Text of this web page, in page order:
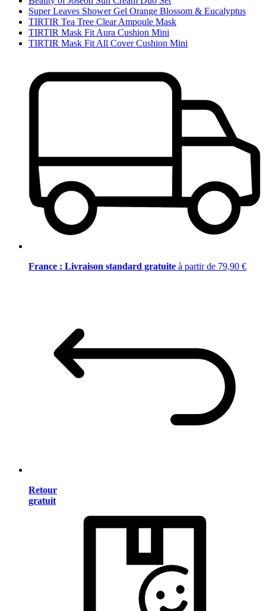
Super Leaves Shower Gel Orange Blossom & Eucalyptus
TIRTIR Tea Tree Clear Ampoule Mask
TIRTIR Mask Fit Aura Cushion Mini
TIRTIR Mask Fit All Cover Cushion Mini
France : Livraison standard gratuite à partir de 79,90 €
Retour
gratuit